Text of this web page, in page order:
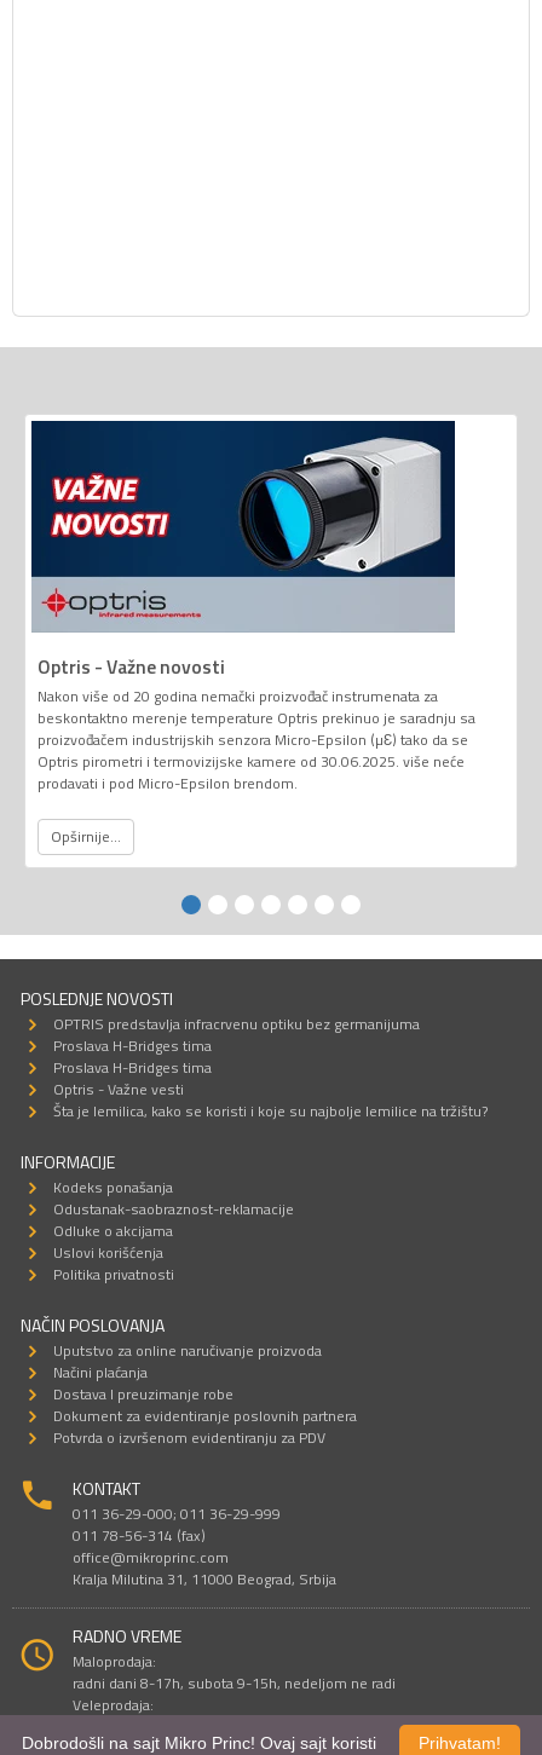
Optris - Važne novosti
Nakon više od 20 godina nemački proizvođač instrumenata za
beskontaktno merenje temperature Optris prekinuo je saradnju sa
proizvođačem industrijskih senzora Micro-Epsilon (µƐ) tako da se
Optris pirometri i termovizijske kamere od 30.06.2025. više neće
prodavati i pod Micro-Epsilon brendom.
Opširnije...
POSLEDNJE NOVOSTI
OPTRIS predstavlja infracrvenu optiku bez germanijuma
Proslava H-Bridges tima
Proslava H-Bridges tima
Optris - Važne vesti
Šta je lemilica, kako se koristi i koje su najbolje lemilice na tržištu?
INFORMACIJE
Kodeks ponašanja
Odustanak-saobraznost-reklamacije
Odluke o akcijama
Uslovi korišćenja
Politika privatnosti
NAČIN POSLOVANJA
Uputstvo za online naručivanje proizvoda
Načini plaćanja
Dostava I preuzimanje robe
Dokument za evidentiranje poslovnih partnera
Potvrda o izvršenom evidentiranju za PDV
KONTAKT
011 36-29-000; 011 36-29-999
011 78-56-314 (fax)
office@mikroprinc.com
Kralja Milutina 31, 11000 Beograd, Srbija
RADNO VREME
Maloprodaja:
radni dani 8-17h, subota 9-15h, nedeljom ne radi
Veleprodaja:
Prihvatam!
Dobrodošli na sajt Mikro Princ! Ovaj sajt koristi